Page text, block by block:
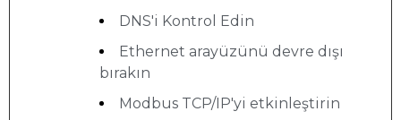
DNS'i Kontrol Edin
Ethernet arayüzünü devre dışı
bırakın
Modbus TCP/IP'yi etkinleştirin